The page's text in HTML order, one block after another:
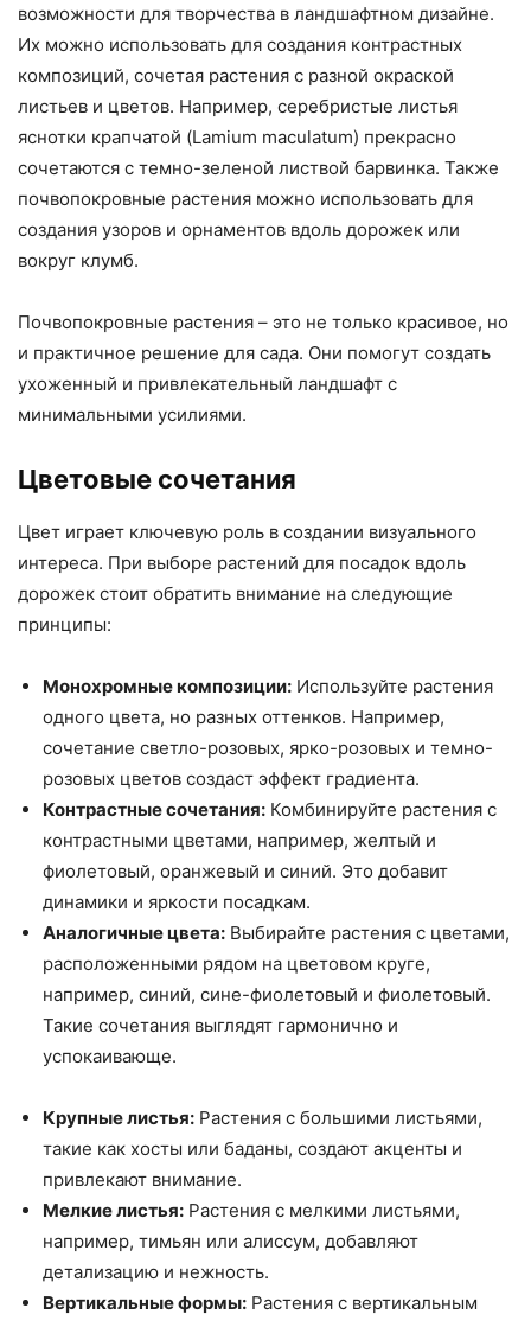
возможности для творчества в ландшафтном дизайне.
Их можно использовать для создания контрастных
композиций, сочетая растения с разной окраской
листьев и цветов. Например, серебристые листья
яснотки крапчатой (Lamium maculatum) прекрасно
сочетаются с темно-зеленой листвой барвинка. Также
почвопокровные растения можно использовать для
создания узоров и орнаментов вдоль дорожек или
вокруг клумб.
Почвопокровные растения – это не только красивое, но
и практичное решение для сада. Они помогут создать
ухоженный и привлекательный ландшафт с
минимальными усилиями.
Цветовые сочетания
Цвет играет ключевую роль в создании визуального
интереса. При выборе растений для посадок вдоль
дорожек стоит обратить внимание на следующие
принципы:
Монохромные композиции: Используйте растения
одного цвета, но разных оттенков. Например,
сочетание светло-розовых, ярко-розовых и темно-
розовых цветов создаст эффект градиента.
Контрастные сочетания: Комбинируйте растения с
контрастными цветами, например, желтый и
фиолетовый, оранжевый и синий. Это добавит
динамики и яркости посадкам.
Аналогичные цвета: Выбирайте растения с цветами,
расположенными рядом на цветовом круге,
например, синий, сине-фиолетовый и фиолетовый.
Такие сочетания выглядят гармонично и
успокаивающе.
Крупные листья: Растения с большими листьями,
такие как хосты или баданы, создают акценты и
привлекают внимание.
Мелкие листья: Растения с мелкими листьями,
например, тимьян или алиссум, добавляют
детализацию и нежность.
Вертикальные формы: Растения с вертикальным